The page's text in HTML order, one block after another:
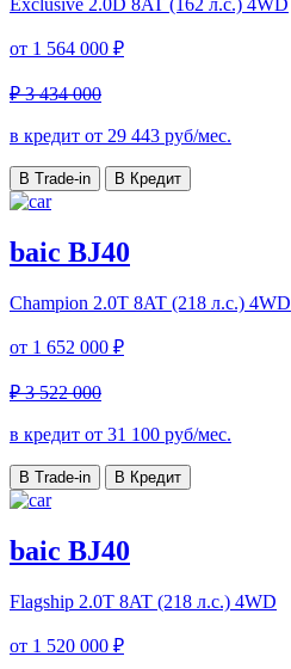
от 1 564 000 ₽
₽ 3 434 000
в кредит от 29 443 руб/мес.
В Trade-in В Кредит
baic BJ40
Champion 2.0T 8AT (218 л.с.) 4WD
от 1 652 000 ₽
₽ 3 522 000
в кредит от 31 100 руб/мес.
В Trade-in В Кредит
baic BJ40
Flagship 2.0T 8AT (218 л.с.) 4WD
от 1 520 000 ₽